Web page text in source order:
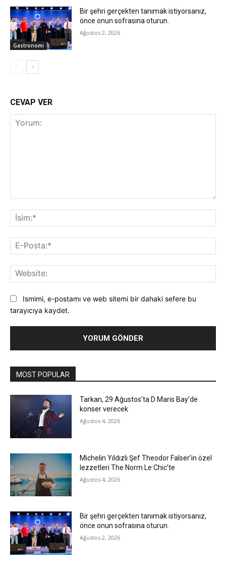
Gastronomi
Bir şehri gerçekten tanımak istiyorsanız,
önce onun sofrasına oturun.
Ağustos 2, 2026
CEVAP VER
Ismimi, e-postamı ve web sitemi bir dahaki sefere bu
tarayıcıya kaydet.
MOST POPULAR
Tarkan, 29 Ağustos’ta D Maris Bay’de
konser verecek
Ağustos 4, 2026
Michelin Yıldızlı Şef Theodor Falser’in özel
lezzetleri The Norm Le Chic’te
Ağustos 4, 2026
Bir şehri gerçekten tanımak istiyorsanız,
önce onun sofrasına oturun.
Ağustos 2, 2026